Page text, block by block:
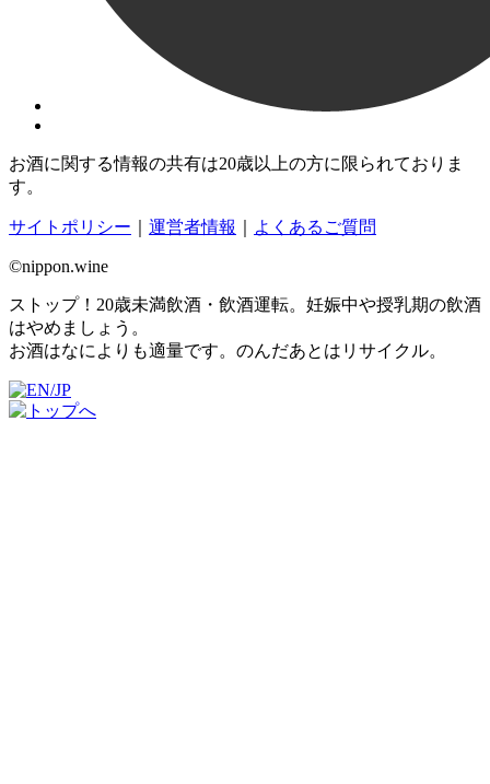
お酒に関する情報の共有は20歳以上の方に限られておりま
す。
サイトポリシー 運営者情報 よくあるご質問
©nippon.wine
ストップ！20歳未満飲酒・飲酒運転。妊娠中や授乳期の飲酒
はやめましょう。
お酒はなによりも適量です。のんだあとはリサイクル。